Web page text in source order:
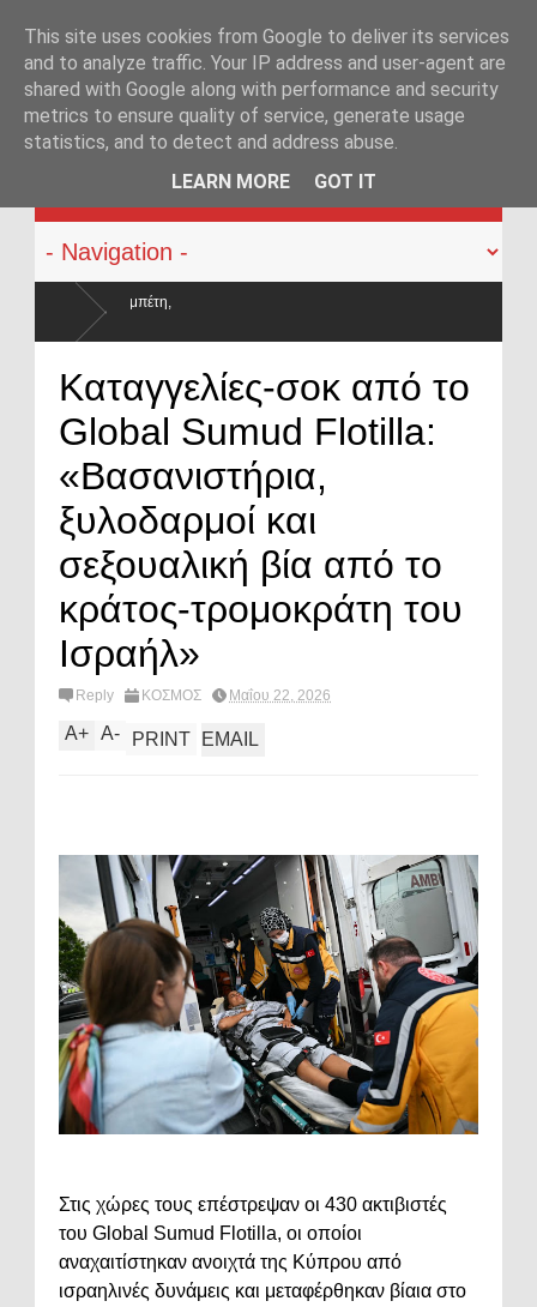
KATEHACKER
Καταγγελίες-σοκ από το
Global Sumud Flotilla:
«Βασανιστήρια,
ξυλοδαρμοί και
σεξουαλική βία από το
κράτος-τρομοκράτη του
Ισραήλ»
Reply ΚΟΣΜΟΣ Μαΐου 22, 2026
A+ A- PRINT EMAIL
Στις χώρες τους επέστρεψαν οι 430 ακτιβιστές
του Global Sumud Flotilla, οι οποίοι
αναχαιτίστηκαν ανοιχτά της Κύπρου από
ισραηλινές δυνάμεις και μεταφέρθηκαν βίαια στο
This site uses cookies from Google to deliver its services
and to analyze traffic. Your IP address and user-agent are
shared with Google along with performance and security
metrics to ensure quality of service, generate usage
statistics, and to detect and address abuse.
LEARN MORE
GOT IT